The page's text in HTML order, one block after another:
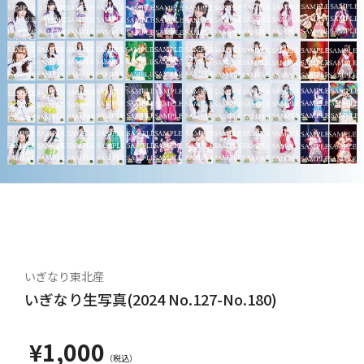
いぎなり東北産
いぎなり生写真(2024 No.127-No.180)
¥1,000